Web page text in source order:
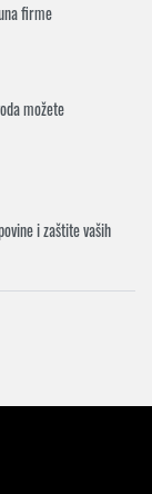
firme
možete
i zaštite vaših